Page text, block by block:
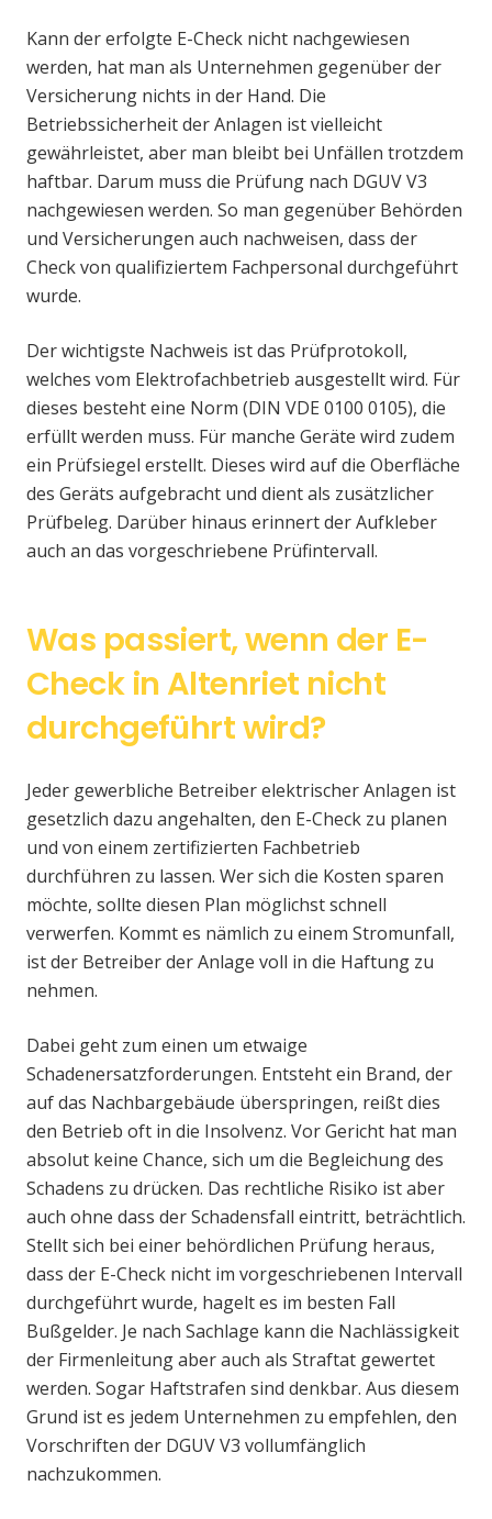
Kann der erfolgte E-Check nicht nachgewiesen
werden, hat man als Unternehmen gegenüber der
Versicherung nichts in der Hand. Die
Betriebssicherheit der Anlagen ist vielleicht
gewährleistet, aber man bleibt bei Unfällen trotzdem
haftbar. Darum muss die Prüfung nach DGUV V3
nachgewiesen werden. So man gegenüber Behörden
und Versicherungen auch nachweisen, dass der
Check von qualifiziertem Fachpersonal durchgeführt
wurde.
Der wichtigste Nachweis ist das Prüfprotokoll,
welches vom Elektrofachbetrieb ausgestellt wird. Für
dieses besteht eine Norm (DIN VDE 0100 0105), die
erfüllt werden muss. Für manche Geräte wird zudem
ein Prüfsiegel erstellt. Dieses wird auf die Oberfläche
des Geräts aufgebracht und dient als zusätzlicher
Prüfbeleg. Darüber hinaus erinnert der Aufkleber
auch an das vorgeschriebene Prüfintervall.
Was passiert, wenn der E-
Check in Altenriet nicht
durchgeführt wird?
Jeder gewerbliche Betreiber elektrischer Anlagen ist
gesetzlich dazu angehalten, den E-Check zu planen
und von einem zertifizierten Fachbetrieb
durchführen zu lassen. Wer sich die Kosten sparen
möchte, sollte diesen Plan möglichst schnell
verwerfen. Kommt es nämlich zu einem Stromunfall,
ist der Betreiber der Anlage voll in die Haftung zu
nehmen.
Dabei geht zum einen um etwaige
Schadenersatzforderungen. Entsteht ein Brand, der
auf das Nachbargebäude überspringen, reißt dies
den Betrieb oft in die Insolvenz. Vor Gericht hat man
absolut keine Chance, sich um die Begleichung des
Schadens zu drücken. Das rechtliche Risiko ist aber
auch ohne dass der Schadensfall eintritt, beträchtlich.
Stellt sich bei einer behördlichen Prüfung heraus,
dass der E-Check nicht im vorgeschriebenen Intervall
durchgeführt wurde, hagelt es im besten Fall
Bußgelder. Je nach Sachlage kann die Nachlässigkeit
der Firmenleitung aber auch als Straftat gewertet
werden. Sogar Haftstrafen sind denkbar. Aus diesem
Grund ist es jedem Unternehmen zu empfehlen, den
Vorschriften der DGUV V3 vollumfänglich
nachzukommen.